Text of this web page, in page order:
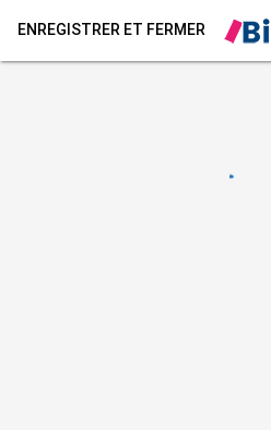
ENREGISTRER ET FERMER